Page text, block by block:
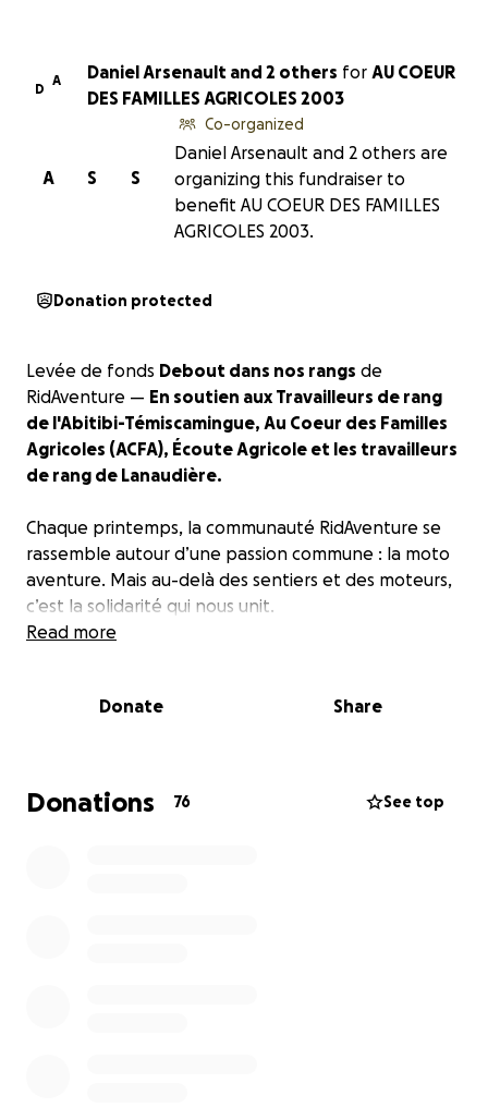
D
A Daniel Arsenault and 2 others for AU COEUR
DES FAMILLES AGRICOLES 2003
S
S
A
Co-organized
Daniel Arsenault and 2 others are
organizing this fundraiser to
benefit AU COEUR DES FAMILLES
AGRICOLES 2003.
Donation protected
Levée de fonds Debout dans nos rangs de
RidAventure — En soutien aux Travailleurs de rang
de l'Abitibi-Témiscamingue, Au Coeur des Familles
Agricoles (ACFA), Écoute Agricole et les travailleurs
de rang de Lanaudière.
Chaque printemps, la communauté RidAventure se
rassemble autour d’une passion commune : la moto
aventure. Mais au-delà des sentiers et des moteurs,
c’est la solidarité qui nous unit.
bien plus que les chemins de terre : le bien-être des
Au Cœur des Familles Agricoles (ACFA) est un
organisme essentiel qui offre du soutien
Read more
Donate Share
Donations 76 See top